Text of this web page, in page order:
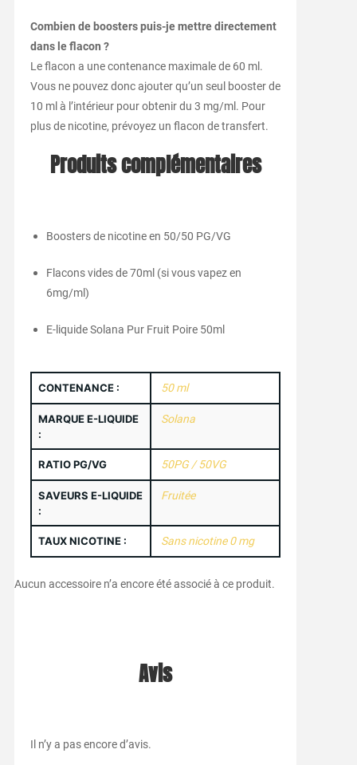
Combien de boosters puis-je mettre directement
dans le flacon ?
Le flacon a une contenance maximale de 60 ml.
Vous ne pouvez donc ajouter qu’un seul booster de
10 ml à l’intérieur pour obtenir du 3 mg/ml. Pour
plus de nicotine, prévoyez un flacon de transfert.
Produits complémentaires
Boosters de nicotine en 50/50 PG/VG
Flacons vides de 70ml (si vous vapez en
6mg/ml)
E-liquide Solana Pur Fruit Poire 50ml
CONTENANCE : 50 ml
MARQUE E-LIQUIDE
:
Solana
RATIO PG/VG 50PG / 50VG
SAVEURS E-LIQUIDE
:
Fruitée
TAUX NICOTINE : Sans nicotine 0 mg
Aucun accessoire n’a encore été associé à ce produit.
Avis
Il n’y a pas encore d’avis.